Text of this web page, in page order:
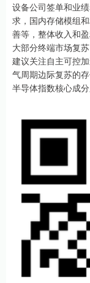
设备公司签单和业
求，国内存储模组
善等，整体收入和
大部分终端市场复
建议关注自主可控
气周期边际复苏的
半导体指数核心成分